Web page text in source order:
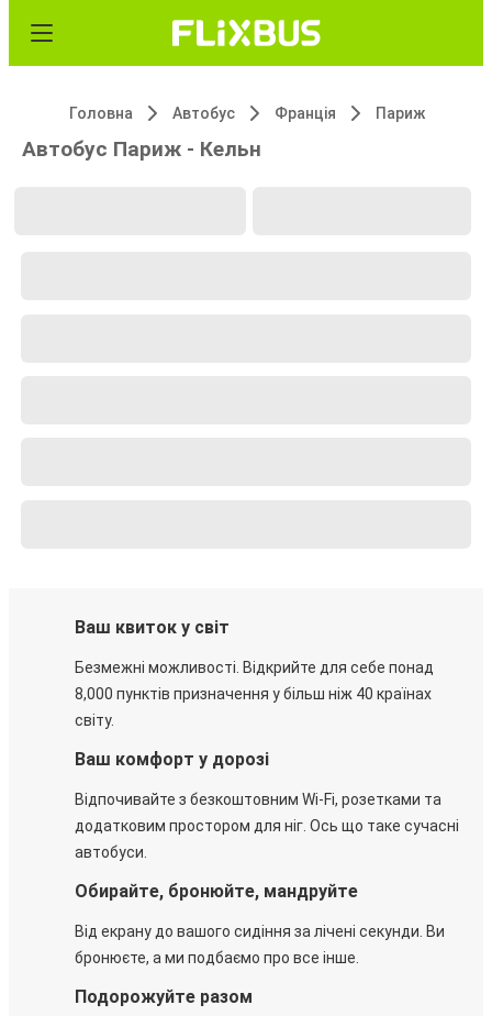
Головна Автобус Франція Париж
Автобус Париж - Кельн
Ваш квиток у світ
Безмежні можливості. Відкрийте для себе понад
8,000 пунктів призначення у більш ніж 40 країнах
світу.
Ваш комфорт у дорозі
Відпочивайте з безкоштовним Wi-Fi, розетками та
додатковим простором для ніг. Ось що таке сучасні
автобуси.
Обирайте, бронюйте, мандруйте
Від екрану до вашого сидіння за лічені секунди. Ви
бронюєте, а ми подбаємо про все інше.
Подорожуйте разом